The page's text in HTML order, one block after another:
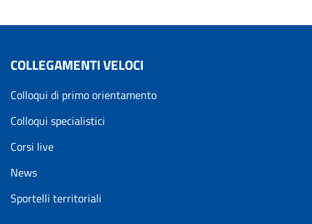
COLLEGAMENTI VELOCI
Colloqui di primo orientamento
Colloqui specialistici
Corsi live
News
Sportelli territoriali